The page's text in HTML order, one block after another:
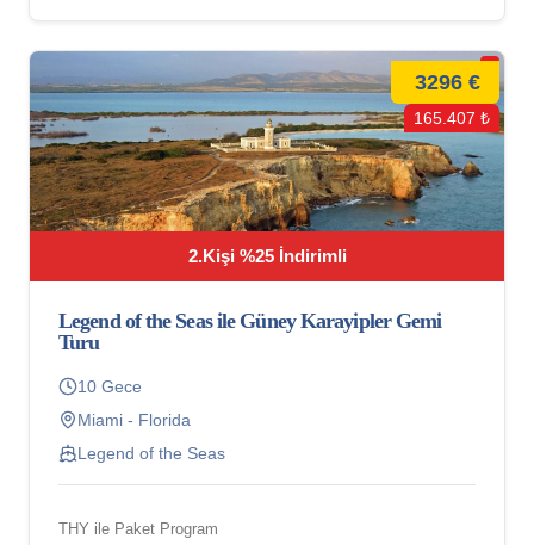
2.Kişi %25 İndirimli
3296 €
165.407 ₺
Legend of the Seas ile Güney Karayipler Gemi
Turu
10 Gece
Miami - Florida
Legend of the Seas
THY ile Paket Program